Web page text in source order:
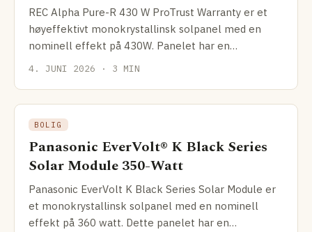
REC Alpha Pure-R 430 W ProTrust Warranty er et
høyeffektivt monokrystallinsk solpanel med en
nominell effekt på 430W. Panelet har en
effektivitet på 20,7%,
4. JUNI 2026 · 3 MIN
BOLIG
Panasonic EverVolt® K Black Series
Solar Module 350-Watt
Panasonic EverVolt K Black Series Solar Module er
et monokrystallinsk solpanel med en nominell
effekt på 360 watt. Dette panelet har en